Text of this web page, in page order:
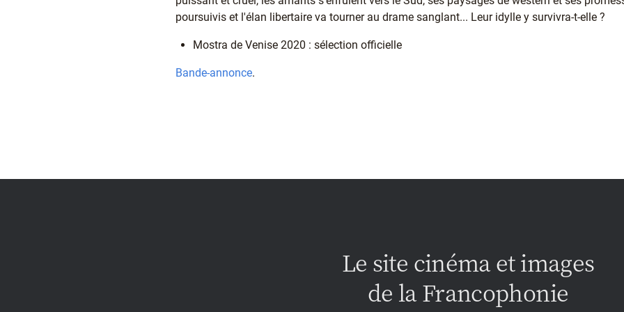
poursuivis et l'élan libertaire va tourner au drame sanglant... Leur idylle y survivra-t-elle ?
Mostra de Venise 2020 : sélection officielle
Bande-annonce.
Le site cinéma et images
de la Francophonie